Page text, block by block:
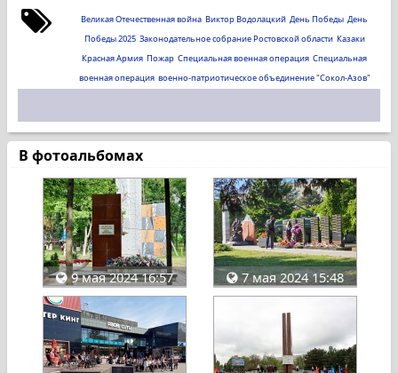
Великая Отечественная война Виктор Водолацкий День Победы День
Победы 2025 Законодательное собрание Ростовской области Казаки
Красная Армия Пожар Специальная военная операция Специальная
военная операция военно-патриотическое объединение "Сокол-Азов"
В фотоальбомах
9 мая 2024 16:57 7 мая 2024 15:48